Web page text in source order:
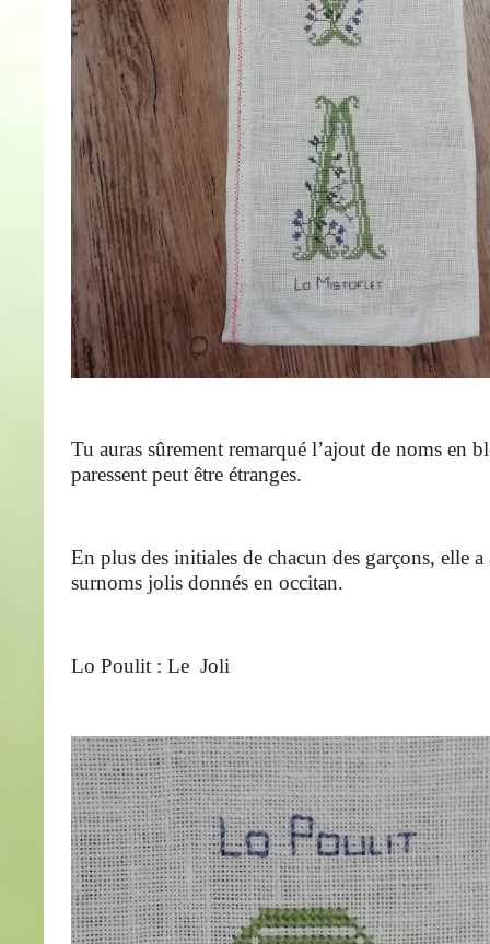
Tu auras sûrement remarqué l’ajout de noms en
paressent peut être étranges.
En plus des initiales de chacun des garçons, elle
surnoms jolis donnés en occitan.
Lo Poulit : Le Joli